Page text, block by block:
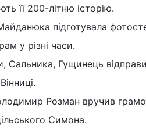
її 200-літню історію.
підготувала
у різні часи.
Сальника, Гущинець
Розман вручив
Симона.